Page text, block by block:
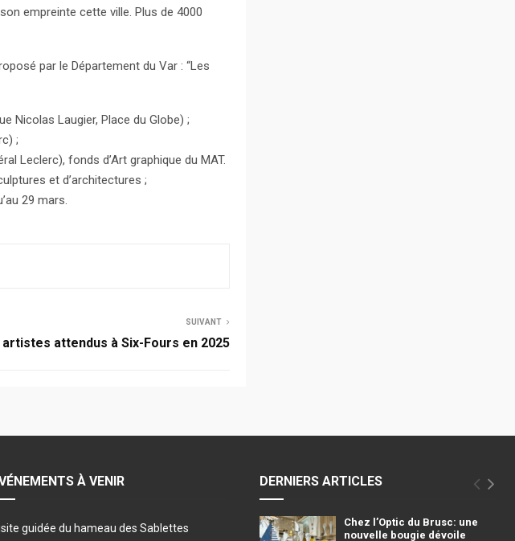
empreinte cette ville. Plus de 4000
par le Département du Var : “Les
Nicolas Laugier, Place du Globe) ;
;
Leclerc), fonds d’Art graphique du MAT.
et d’architectures ;
29 mars.
SUIVANT
artistes attendus à Six-Fours en 2025
À VENIR
guidée du hameau des Sablettes
DERNIERS ARTICLES
Chez l’Optic du Brusc: une
nouvelle bougie dévoile